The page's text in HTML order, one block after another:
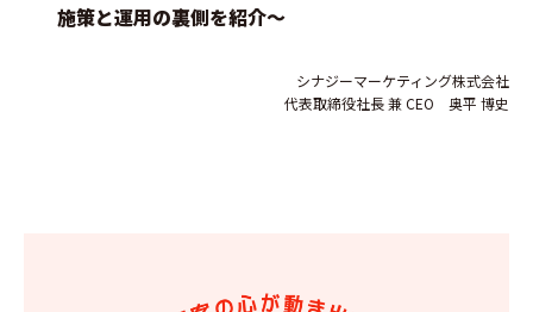
施策と運用の裏側を紹介〜
シナジーマーケティング株式会社
代表取締役社長 兼 CEO 奥平 博史